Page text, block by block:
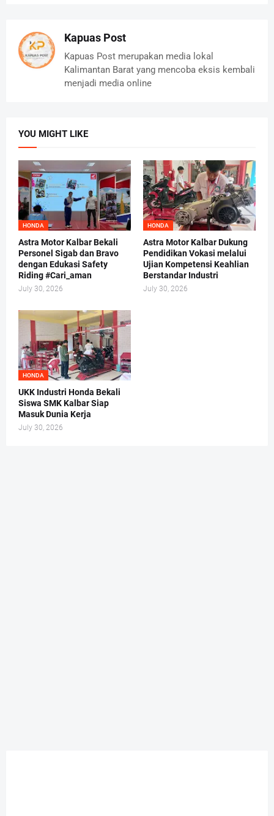
Kapuas Post
Kapuas Post merupakan media lokal
Kalimantan Barat yang mencoba eksis kembali
menjadi media online
YOU MIGHT LIKE
HONDA
Astra Motor Kalbar Bekali
Personel Sigab dan Bravo
dengan Edukasi Safety
Riding #Cari_aman
July 30, 2026
HONDA
Astra Motor Kalbar Dukung
Pendidikan Vokasi melalui
Ujian Kompetensi Keahlian
Berstandar Industri
July 30, 2026
HONDA
UKK Industri Honda Bekali
Siswa SMK Kalbar Siap
Masuk Dunia Kerja
July 30, 2026